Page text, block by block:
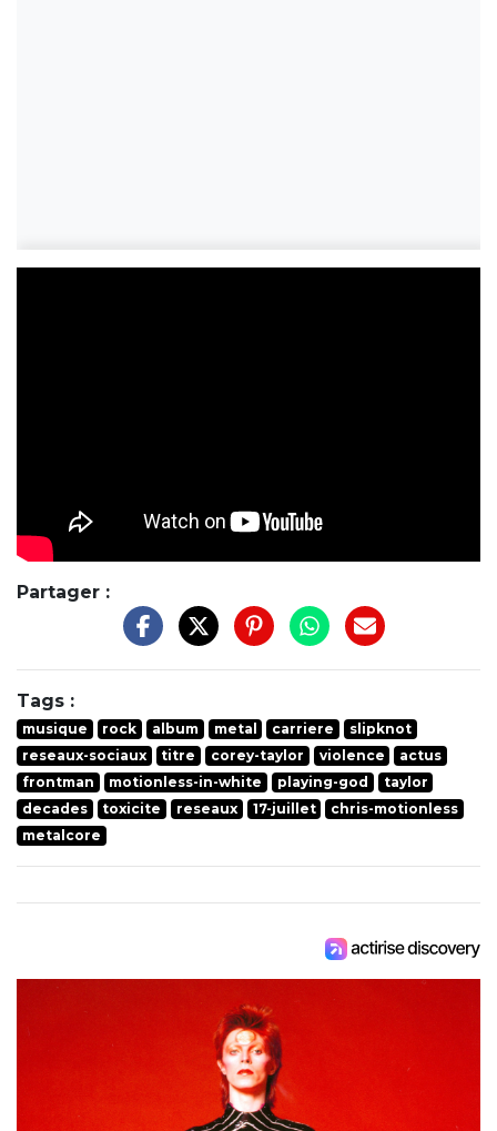
Partager :
Tags :
musique rock album metal carriere
slipknot
reseaux-sociaux
titre corey-taylor violence
actus
frontman
motionless-in-white playing-god
taylor
decades
toxicite reseaux 17-juillet
chris-motionless
metalcore